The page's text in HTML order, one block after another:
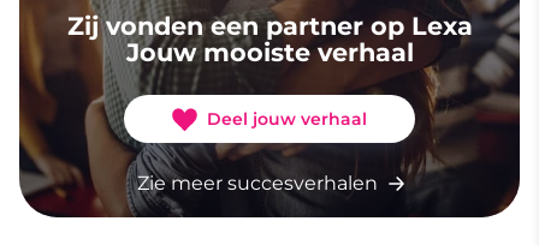
Zij vonden een partner op Lexa
Jouw mooiste verhaal
Deel jouw verhaal
Zie meer succesverhalen